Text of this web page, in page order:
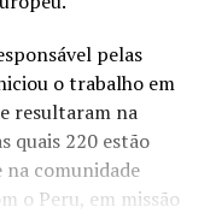
pelas
o trabalho em
resultaram na
quais 220 estão
na comunidade
o Peru, em missão